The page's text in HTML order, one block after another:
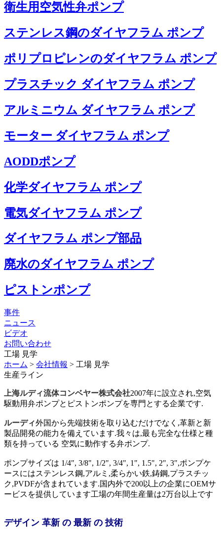
衛生用空気性弁ポンプ
ステンレス鋼のダイヤフラム ポンプ
ポリプロピレンのダイヤフラム ポンプ
プラスチック ダイヤフラム ポンプ
アルミニウム ダイヤフラム ポンプ
モーター ダイヤフラム ポンプ
AODDポンプ
化学ダイヤフラム ポンプ
電気ダイヤフラム ポンプ
ダイヤフラム ポンプ部品
廃水のダイヤフラム ポンプ
ピストンポンプ
事件
ニュース
ビデオ
お問い合わせ
工場 見学
ホーム > 会社情報 > 工場 見学
生産ライン
上海ルディ流体コンベヤー株式会社2007年に設立され,空気
駆動用弁ポンプとピストンポンプを専門とする企業です.
ルーディ外国から先端技術を取り込むだけでなく,革新と新
製品開発の能力を備えています.我々は,最も完全な仕様と種
類を持っている 空気に動作する弁ポンプ.
ポンプサイズは 1/4", 3/8", 1/2", 3/4", 1", 1.5", 2", 3",ポンプケ
ースにはステンレス鋼,アルミ,柔らかい鉄,鋳鋼,プラスチッ
ク,PVDFが含まれています.国内外で200以上の企業にOEMサ
ービスを提供しています工場の年間生産量は2万台以上です
デザイン 革新 の 最新 の 技術